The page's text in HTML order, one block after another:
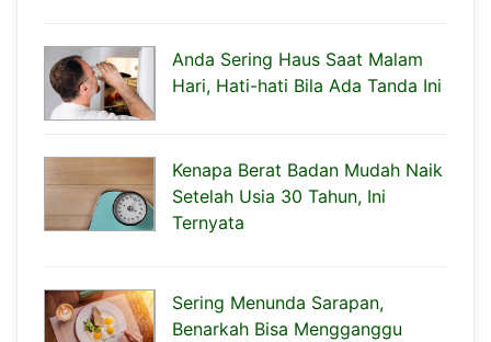
Anda Sering Haus Saat Malam
Hari, Hati-hati Bila Ada Tanda Ini
Kenapa Berat Badan Mudah Naik
Setelah Usia 30 Tahun, Ini
Ternyata
Sering Menunda Sarapan,
Benarkah Bisa Mengganggu